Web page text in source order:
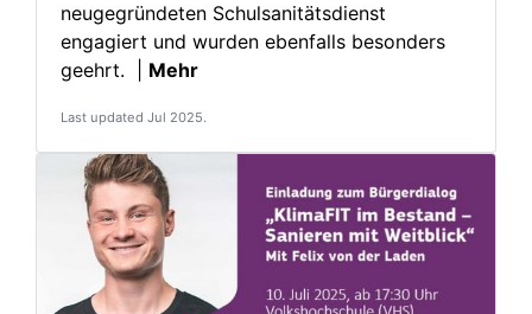
neuge­gründeten Schulsanitätsdienst
engagiert und wurden ebenfalls besonders
geehrt. | Mehr
Last updated Jul 2025.